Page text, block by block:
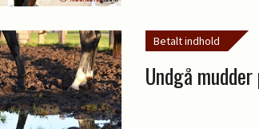
Betalt indhold
Undgå